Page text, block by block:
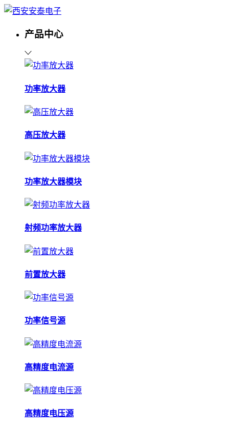
产品中心
功率放大器
高压放大器
功率放大器模块
射频功率放大器
前置放大器
功率信号源
高精度电流源
高精度电压源